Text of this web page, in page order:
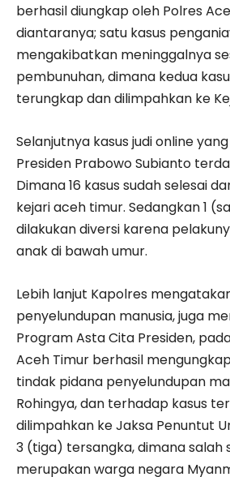
berhasil diungkap oleh Polres
diantaranya; satu kasus
mengakibatkan meninggalnya
pembunuhan, dimana kedua
terungkap dan dilimpahkan ke
Selanjutnya kasus judi online
Presiden Prabowo Subianto
Dimana 16 kasus sudah selesai
kejari aceh timur. Sedangkan 1
dilakukan diversi karena
anak di bawah umur.
Lebih lanjut Kapolres
penyelundupan manusia, juga
Program Asta Cita Presiden,
Aceh Timur berhasil
tindak pidana penyelundupan
Rohingya, dan terhadap kasus
dilimpahkan ke Jaksa Penuntut
3 (tiga) tersangka, dimana salah
merupakan warga negara